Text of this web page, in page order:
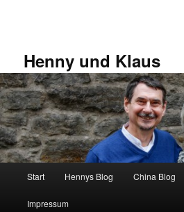
Henny und Klaus
Start Hennys Blog China Blog
Impressum